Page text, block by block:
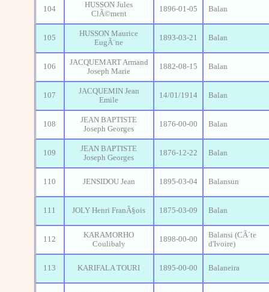
104
HUSSON Jules
ClÃ©ment
1896-01-05 Balan
105
HUSSON Maurice
EugÃ¨ne
1893-03-21 Balan
106
JACQUEMART Armand
Joseph Marie
1882-08-15 Balan
107
JACQUEMIN Jean
Emile
14/01/1914 Balan
108
JEAN BAPTISTE
Joseph Georges
1876-00-00 Balan
109
JEAN BAPTISTE
Joseph Georges
1876-12-22 Balan
110 JENSIDOU Jean 1895-03-04 Balansun
111 JOLY Henri FranÃ§ois 1875-03-09 Balan
112
KARAMORHO
Coulibaly
1898-00-00
Balansi (CÃ´te
d'Ivoire)
113 KARIFALA TOURI 1895-00-00 Balaneira